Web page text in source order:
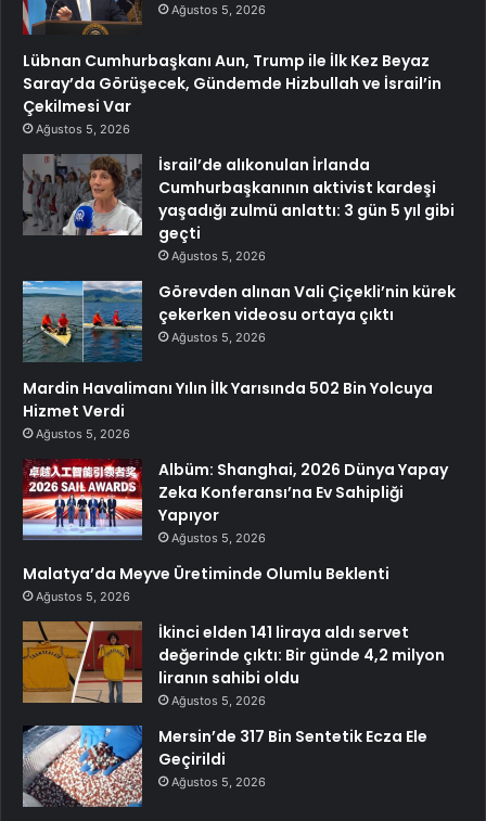
Ağustos 5, 2026
Lübnan Cumhurbaşkanı Aun, Trump ile İlk Kez Beyaz
Saray’da Görüşecek, Gündemde Hizbullah ve İsrail’in
Çekilmesi Var
Ağustos 5, 2026
İsrail’de alıkonulan İrlanda
Cumhurbaşkanının aktivist kardeşi
yaşadığı zulmü anlattı: 3 gün 5 yıl gibi
geçti
Ağustos 5, 2026
Görevden alınan Vali Çiçekli’nin kürek
çekerken videosu ortaya çıktı
Ağustos 5, 2026
Mardin Havalimanı Yılın İlk Yarısında 502 Bin Yolcuya
Hizmet Verdi
Ağustos 5, 2026
Albüm: Shanghai, 2026 Dünya Yapay
Zeka Konferansı’na Ev Sahipliği
Yapıyor
Ağustos 5, 2026
Malatya’da Meyve Üretiminde Olumlu Beklenti
Ağustos 5, 2026
İkinci elden 141 liraya aldı servet
değerinde çıktı: Bir günde 4,2 milyon
liranın sahibi oldu
Ağustos 5, 2026
Mersin’de 317 Bin Sentetik Ecza Ele
Geçirildi
Ağustos 5, 2026